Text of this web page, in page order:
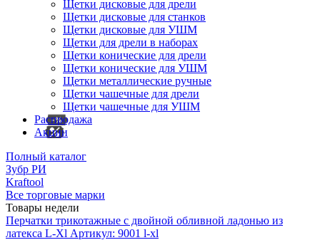
Щетки дисковые для дрели
Щетки дисковые для станков
Щетки дисковые для УШМ
Щетки для дрели в наборах
Щетки конические для дрели
Щетки конические для УШМ
Щетки металлические ручные
Щетки чашечные для дрели
Щетки чашечные для УШМ
Распродажа
Акции
Полный каталог
Зубр РИ
Kraftool
Все торговые марки
Товары недели
Перчатки трикотажные с двойной обливной ладонью из
латекса L-Xl Артикул: 9001 l-xl